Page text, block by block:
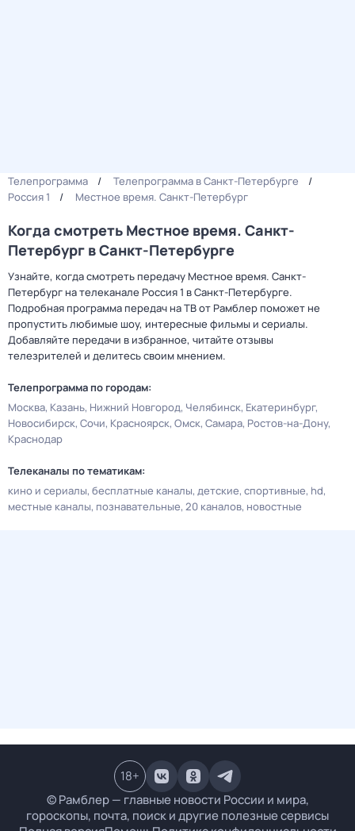
Телепрограмма
Телепрограмма в Санкт-Петербурге
Россия 1
Местное время. Санкт-Петербург
Когда смотреть Местное время. Санкт-
Петербург в Санкт-Петербурге
Узнайте, когда смотреть передачу Местное время. Санкт-
Петербург на телеканале Россия 1 в Санкт-Петербурге.
Подробная программа передач на ТВ от Рамблер поможет не
пропустить любимые шоу, интересные фильмы и сериалы.
Добавляйте передачи в избранное, читайте отзывы
телезрителей и делитесь своим мнением.
Телепрограмма по городам:
Москва Казань Нижний Новгород Челябинск Екатеринбург
Новосибирск Сочи Красноярск Омск Самара Ростов-на-Дону
Краснодар
Телеканалы по тематикам:
кино и сериалы бесплатные каналы детские спортивные hd
местные каналы познавательные 20 каналов новостные
© Рамблер — главные новости России и мира,
гороскопы, почта, поиск и другие полезные сервисы
18+